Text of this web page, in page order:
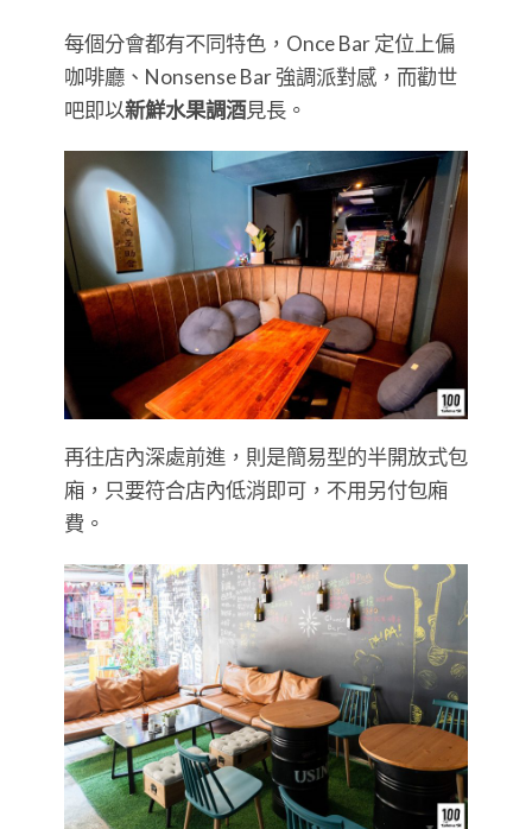
每個分會都有不同特色，Once Bar 定位上偏
咖啡廳、Nonsense Bar 強調派對感，而勸世
吧即以新鮮水果調酒見長。
再往店內深處前進，則是簡易型的半開放式包
廂，只要符合店內低消即可，不用另付包廂
費。